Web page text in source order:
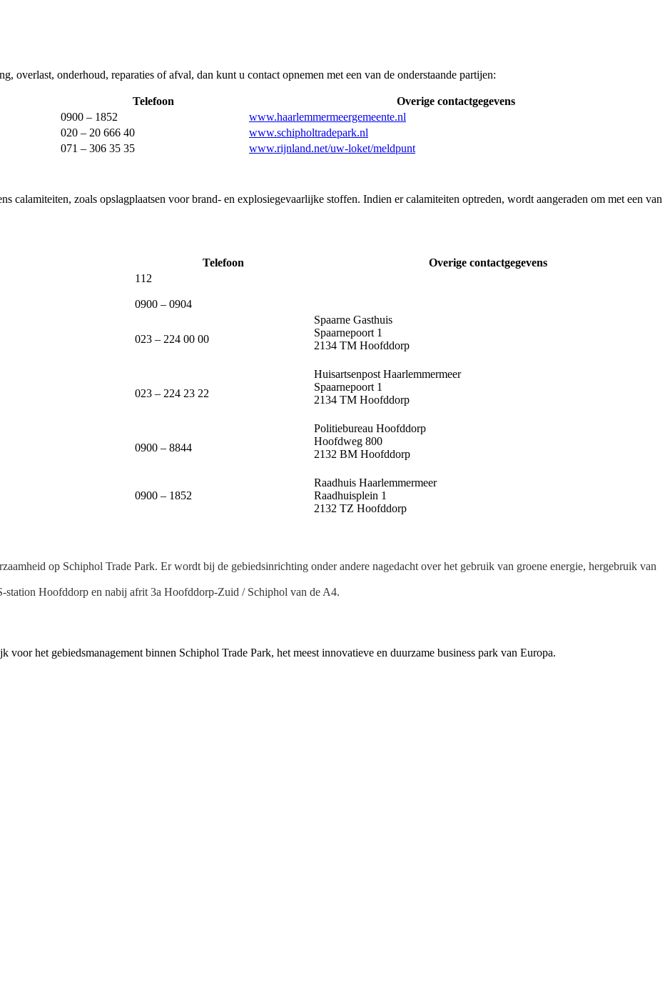
overlast, onderhoud, reparaties of afval, dan kunt u contact opnemen met een van de onderstaande partijen:
Telefoon
Overige contactgegevens
0900 – 1852
www.haarlemmermeergemeente.nl
020 – 20 666 40
www.schipholtradepark.nl
071 – 306 35 35 www.rijnland.net/uw-loket/meldpunt
calamiteiten, zoals opslagplaatsen voor brand- en explosiegevaarlijke stoffen. Indien er calamiteiten optreden, wordt aangeraden om met een van
Telefoon
Overige contactgegevens
112
0900 – 0904
023 – 224 00 00
Spaarne Gasthuis
Spaarnepoort 1
2134 TM Hoofddorp
023 – 224 23 22
Huisartsenpost Haarlemmermeer
Spaarnepoort 1
2134 TM Hoofddorp
0900 – 8844
Politiebureau Hoofddorp
Hoofdweg 800
2132 BM Hoofddorp
0900 – 1852
Raadhuis Haarlemmermeer
Raadhuisplein 1
2132 TZ Hoofddorp
op Schiphol Trade Park. Er wordt bij de gebiedsinrichting onder andere nagedacht over het gebruik van groene energie, hergebruik van
station Hoofddorp en nabij afrit 3a Hoofddorp-Zuid / Schiphol van de A4.
het gebiedsmanagement binnen Schiphol Trade Park, het meest innovatieve en duurzame business park van Europa.